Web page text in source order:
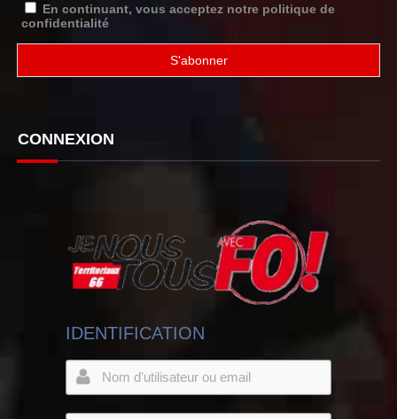
En continuant, vous acceptez notre politique de
confidentialité
CONNEXION
IDENTIFICATION